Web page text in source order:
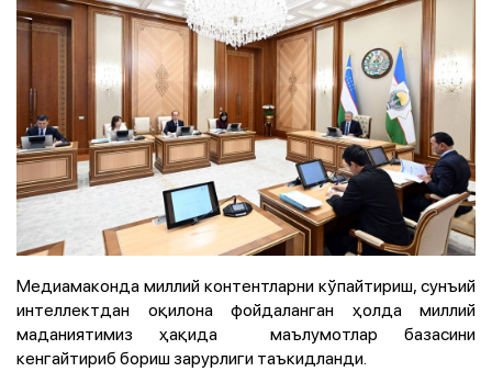
Медиамаконда миллий контентларни кўпайтириш, сунъий
интеллектдан оқилона фойдаланган ҳолда миллий
маданиятимиз ҳақида маълумотлар базасини
кенгайтириб бориш зарурлиги таъкидланди.